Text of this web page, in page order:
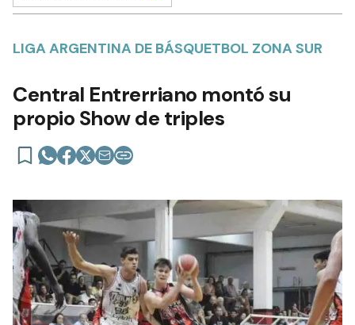
LIGA ARGENTINA DE BÁSQUETBOL ZONA SUR
Central Entrerriano montó su
propio Show de triples